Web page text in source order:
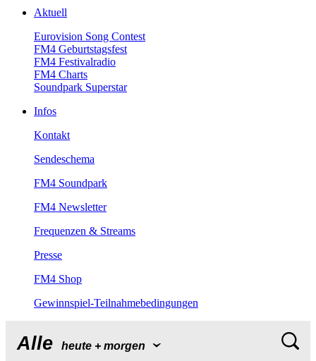
Aktuell
EurovisionSongContest
FM4Geburtstagsfest
FM4Festivalradio
FM4Charts
SoundparkSuperstar
Infos
Kontakt
Sendeschema
FM4Soundpark
FM4Newsletter
Frequenzen&Streams
Presse
FM4Shop
Gewinnspiel-Teilnahmebedingungen
Alle heute+morgen